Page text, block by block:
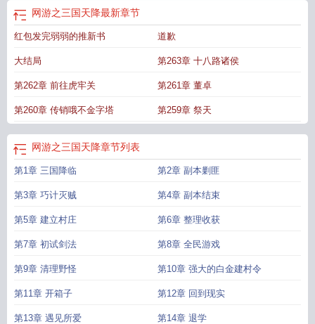
三国之最强神话
三国之网游天下 网游三国之天下无敌
txt 网游三国之天降神兵免费
兵免费网游三国类排行榜 网游之三国天降 咸鱼干的逆袭
运 网游之诸天降 网游三国之天下诸侯免费阅读
类推荐
网游之三国天降最新章节
红包发完弱弱的推新书 道歉
大结局 第263章 十八路诸侯
第262章 前往虎牢关 第261章 董卓
第260章 传销哦不金字塔 第259章 祭天
网游之三国天降章节列表
第1章 三国降临 第2章 副本剿匪
第3章 巧计灭贼 第4章 副本结束
第5章 建立村庄 第6章 整理收获
第7章 初试剑法 第8章 全民游戏
第9章 清理野怪 第10章 强大的白金建村令
第11章 开箱子 第12章 回到现实
第13章 遇见所爱 第14章 退学